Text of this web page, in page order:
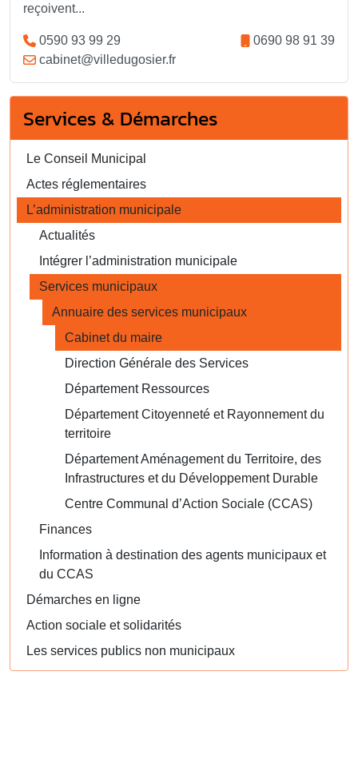
reçoivent...
0590 93 99 29
0690 98 91 39
cabinet@villedugosier.fr
Services & Démarches
Le Conseil Municipal
Actes réglementaires
L’administration municipale
Actualités
Intégrer l’administration municipale
Services municipaux
Annuaire des services municipaux
Cabinet du maire
Direction Générale des Services
Département Ressources
Département Citoyenneté et Rayonnement du
territoire
Département Aménagement du Territoire, des
Infrastructures et du Développement Durable
Centre Communal d’Action Sociale (CCAS)
Finances
Information à destination des agents municipaux et
du CCAS
Démarches en ligne
Action sociale et solidarités
Les services publics non municipaux